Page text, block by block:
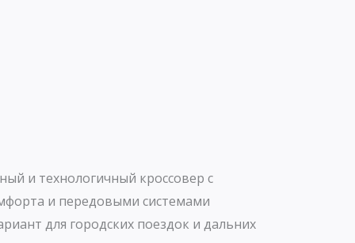
и технологичный кроссовер с
и передовыми системами
для городских поездок и дальних